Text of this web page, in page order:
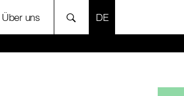
Über uns SPRACHE